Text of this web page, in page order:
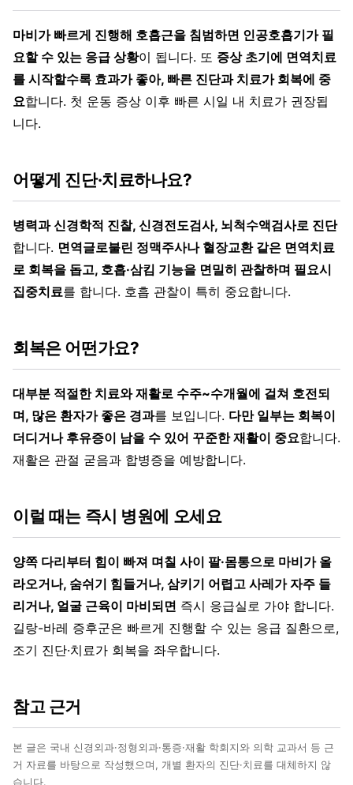
마비가 빠르게 진행해 호흡근을 침범하면 인공호흡기가 필
요할 수 있는 응급 상황이 됩니다. 또 증상 초기에 면역치료
를 시작할수록 효과가 좋아, 빠른 진단과 치료가 회복에 중
요합니다. 첫 운동 증상 이후 빠른 시일 내 치료가 권장됩
니다.
어떻게 진단·치료하나요?
병력과 신경학적 진찰, 신경전도검사, 뇌척수액검사로 진단
합니다. 면역글로불린 정맥주사나 혈장교환 같은 면역치료
로 회복을 돕고, 호흡·삼킴 기능을 면밀히 관찰하며 필요시
집중치료를 합니다. 호흡 관찰이 특히 중요합니다.
회복은 어떤가요?
대부분 적절한 치료와 재활로 수주~수개월에 걸쳐 호전되
며, 많은 환자가 좋은 경과를 보입니다. 다만 일부는 회복이
더디거나 후유증이 남을 수 있어 꾸준한 재활이 중요합니다.
재활은 관절 굳음과 합병증을 예방합니다.
이럴 때는 즉시 병원에 오세요
양쪽 다리부터 힘이 빠져 며칠 사이 팔·몸통으로 마비가 올
라오거나, 숨쉬기 힘들거나, 삼키기 어렵고 사레가 자주 들
리거나, 얼굴 근육이 마비되면 즉시 응급실로 가야 합니다.
길랑-바레 증후군은 빠르게 진행할 수 있는 응급 질환으로,
조기 진단·치료가 회복을 좌우합니다.
참고 근거
본 글은 국내 신경외과·정형외과·통증·재활 학회지와 의학 교과서 등 근
거 자료를 바탕으로 작성했으며, 개별 환자의 진단·치료를 대체하지 않
습니다.